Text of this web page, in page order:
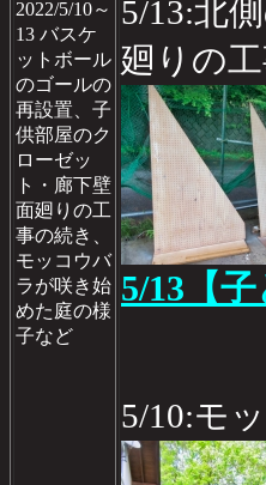
2022/5/10～
13 バスケ
ットボール
のゴールの
再設置、子
供部屋のク
ローゼッ
ト・廊下壁
面廻りの工
事の続き、
モッコウバ
ラが咲き始
めた庭の様
子など
5/13:北
廻りの
5/13【
5/10:モ